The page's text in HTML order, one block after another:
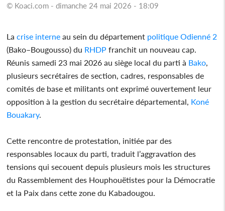
© Koaci.com - dimanche 24 mai 2026 - 18:09
La crise interne au sein du département politique Odienné 2
(Bako–Bougousso) du RHDP franchit un nouveau cap.
Réunis samedi 23 mai 2026 au siège local du parti à Bako
plusieurs secrétaires de section, cadres, responsables de
comités de base et militants ont exprimé ouvertement leur
opposition à la gestion du secrétaire départemental, Koné
Bouakary.
Cette rencontre de protestation, initiée par des
responsables locaux du parti, traduit l’aggravation des
tensions qui secouent depuis plusieurs mois les structures
du Rassemblement des Houphouëtistes pour la Démocratie
et la Paix dans cette zone du Kabadougou.